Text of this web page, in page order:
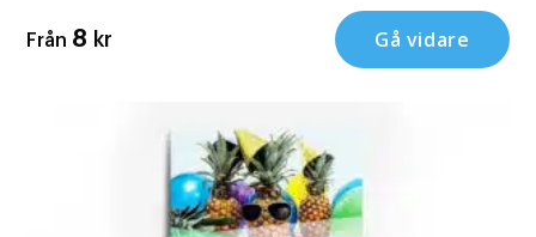
Från 8 kr Gå vidare